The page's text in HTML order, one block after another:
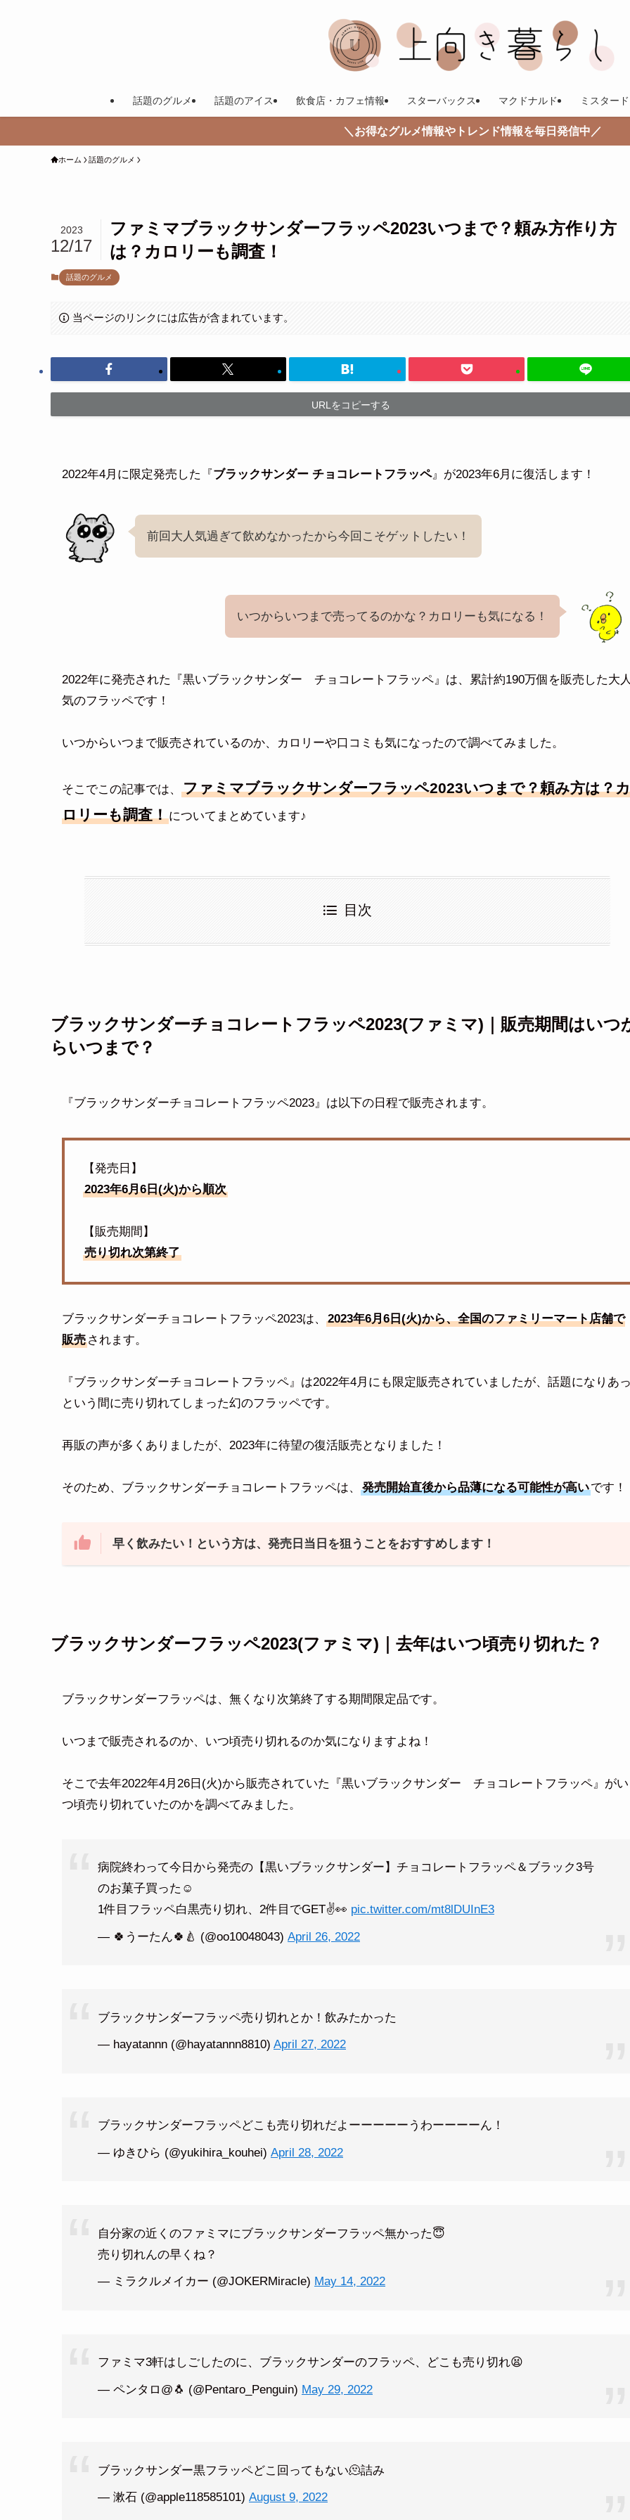
話題のグルメ 話題のアイス 飲食店・カフェ情報 スターバックス マクドナルド ミスター
＼お得なグルメ情報やトレンド情報を毎日発信中／
ホーム 話題のグルメ
ファミマブラックサンダーフラッペ2023いつまで？頼み方作り方
は？カロリーも調査！
2023
12/17
話題のグルメ
当ページのリンクには広告が含まれています。
URLをコピーする
2022年4月に限定発売した『ブラックサンダー チョコレートフラッペ』が2023年6月に復活します！
前回大人気過ぎて飲めなかったから今回こそゲットしたい！
いつからいつまで売ってるのかな？カロリーも気になる！
2022年に発売された『黒いブラックサンダー チョコレートフラッペ』は、累計約190万個を販売した大
気のフラッペです！
いつからいつまで販売されているのか、カロリーや口コミも気になったので調べてみました。
そこでこの記事では、
ファミマブラックサンダーフラッペ2023いつまで？頼み方は？カ
ロリーも調査！についてまとめています♪
目次
ブラックサンダーチョコレートフラッペ2023(ファミマ)｜販売期間はいつ
らいつまで？
『ブラックサンダーチョコレートフラッペ2023』は以下の日程で販売されます。
【発売日】
2023年6月6日(火)から順次
【販売期間】
売り切れ次第終了
ブラックサンダーチョコレートフラッペ2023は、
2023年6月6日(火)から、全国のファミリーマート店舗で
販売 されます。
『ブラックサンダーチョコレートフラッペ』は2022年4月にも限定販売されていましたが、話題になりあ
という間に売り切れてしまった幻のフラッペです。
再販の声が多くありましたが、2023年に待望の復活販売となりました！
そのため、ブラックサンダーチョコレートフラッペは、 発売開始直後から品薄になる可能性が高いです！
早く飲みたい！という方は、発売日当日を狙うことをおすすめします！
ブラックサンダーフラッペ2023(ファミマ)｜去年はいつ頃売り切れた？
ブラックサンダーフラッペは、無くなり次第終了する期間限定品です。
いつまで販売されるのか、いつ頃売り切れるのか気になりますよね！
そこで去年2022年4月26日(火)から販売されていた『黒いブラックサンダー チョコレートフラッペ』がい
つ頃売り切れていたのかを調べてみました。
病院終わって今日から発売の【黒いブラックサンダー】チョコレートフラッペ＆ブラック3号
のお菓子買った☺️
1件目フラッペ白黒売り切れ、2件目でGET✌️👀 pic.twitter.com/mt8lDUInE3
— 🍀うーたん🍀🍐 (@oo10048043) April 26, 2022
ブラックサンダーフラッペ売り切れとか！飲みたかった
— hayatannn (@hayatannn8810) April 27, 2022
ブラックサンダーフラッペどこも売り切れだよーーーーーうわーーーーん！
— ゆきひら (@yukihira_kouhei) April 28, 2022
自分家の近くのファミマにブラックサンダーフラッペ無かった😇
売り切れんの早くね？
— ミラクルメイカー (@JOKERMiracle) May 14, 2022
ファミマ3軒はしごしたのに、ブラックサンダーのフラッペ、どこも売り切れ😫
— ペンタロ@🐧 (@Pentaro_Penguin) May 29, 2022
ブラックサンダー黒フラッペどこ回ってもない🫠詰み
— 漱石 (@apple118585101) August 9, 2022